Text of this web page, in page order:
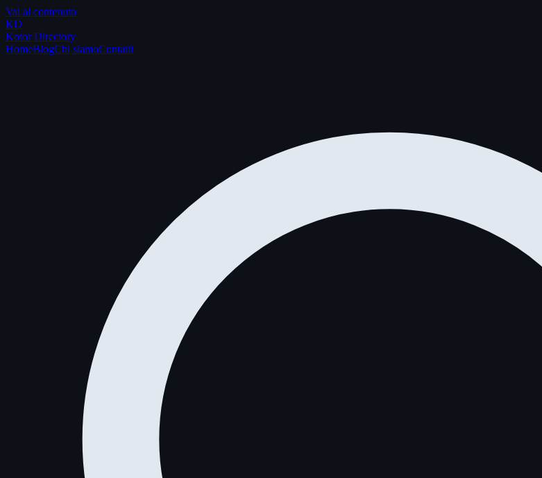
Vai al contenuto
KD
Kotor Directory
HomeBlogChi siamoContatti